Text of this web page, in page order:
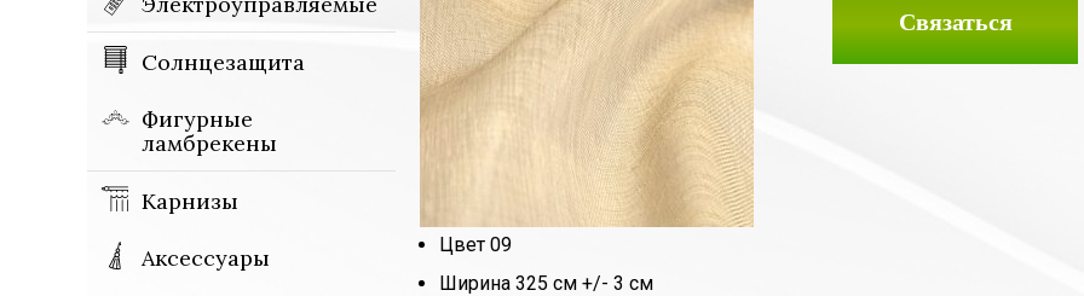
Солнцезащита
Фигурные
ламбрекены
Карнизы
Аксессуары
Связаться
Цвет 09
Ширина 325 см +/- 3 см